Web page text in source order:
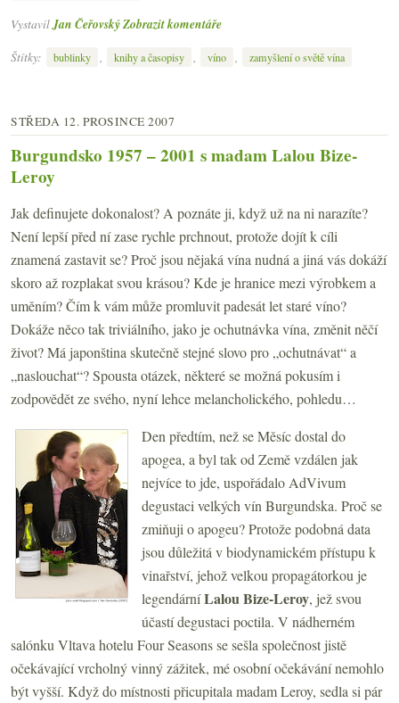
VystavilJan ČeřovskýZobrazit komentáře
Štítky:
bublinky , knihy a časopisy , víno , zamyšlení o světě vína
STŘEDA 12. PROSINCE 2007
Burgundsko 1957 – 2001 s madam Lalou Bize-
Leroy
Jak definujete dokonalost? A poznáte ji, když už na ni narazíte?
Není lepší před ní zase rychle prchnout, protože dojít k cíli
znamená zastavit se? Proč jsou nějaká vína nudná a jiná vás dokáží
skoro až rozplakat svou krásou? Kde je hranice mezi výrobkem a
uměním? Čím k vám může promluvit padesát let staré víno?
Dokáže něco tak triviálního, jako je ochutnávka vína, změnit něčí
život? Má japonština skutečně stejné slovo pro „ochutnávat“ a
„naslouchat“? Spousta otázek, některé se možná pokusím i
zodpovědět ze svého, nyní lehce melancholického, pohledu…
Den předtím, než se Měsíc dostal do
apogea, a byl tak od Země vzdálen jak
nejvíce to jde, uspořádalo AdVivum
degustaci velkých vín Burgundska. Proč se
zmiňuji o apogeu? Protože podobná data
jsou důležitá v biodynamickém přístupu k
vinařství, jehož velkou propagátorkou je
legendárníLalou Bize-Leroy, jež svou
účastí degustaci poctila. V nádherném
salónku Vltava hotelu Four Seasons se sešla společnost jistě
očekávající vrcholný vinný zážitek, mé osobní očekávání nemohlo
být vyšší. Když do místnosti přicupitala madam Leroy, sedla si pár